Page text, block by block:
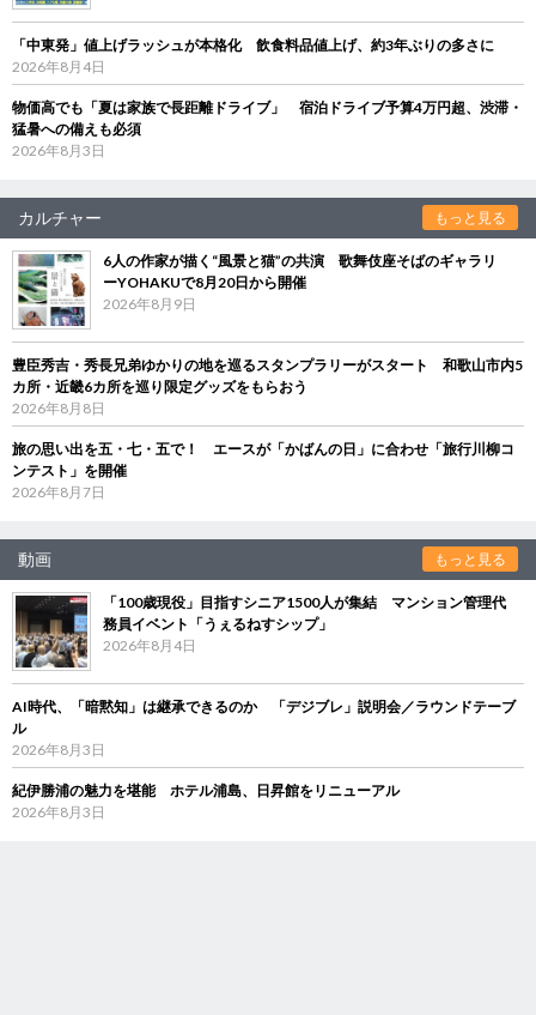
「中東発」値上げラッシュが本格化 飲食料品値上げ、約3年ぶりの多さに
2026年8月4日
物価高でも「夏は家族で長距離ドライブ」 宿泊ドライブ予算4万円超、渋滞・
猛暑への備えも必須
2026年8月3日
カルチャー もっと見る
6人の作家が描く“風景と猫”の共演 歌舞伎座そばのギャラリ
ーYOHAKUで8月20日から開催
2026年8月9日
豊臣秀吉・秀長兄弟ゆかりの地を巡るスタンプラリーがスタート 和歌山市内5
カ所・近畿6カ所を巡り限定グッズをもらおう
2026年8月8日
旅の思い出を五・七・五で！ エースが「かばんの日」に合わせ「旅行川柳コ
ンテスト」を開催
2026年8月7日
動画 もっと見る
「100歳現役」目指すシニア1500人が集結 マンション管理代
務員イベント「うぇるねすシップ」
2026年8月4日
AI時代、「暗黙知」は継承できるのか 「デジブレ」説明会／ラウンドテーブ
ル
2026年8月3日
紀伊勝浦の魅力を堪能 ホテル浦島、日昇館をリニューアル
2026年8月3日